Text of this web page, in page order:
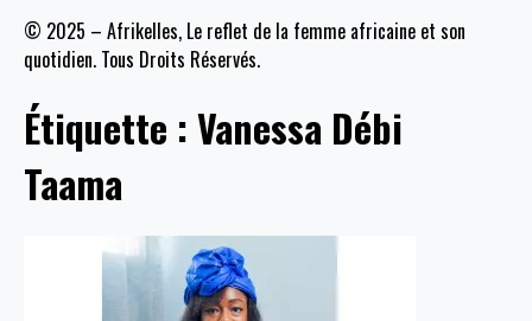
© 2025 – Afrikelles, Le reflet de la femme africaine et son
quotidien. Tous Droits Réservés.
Étiquette :Vanessa Débi
Taama